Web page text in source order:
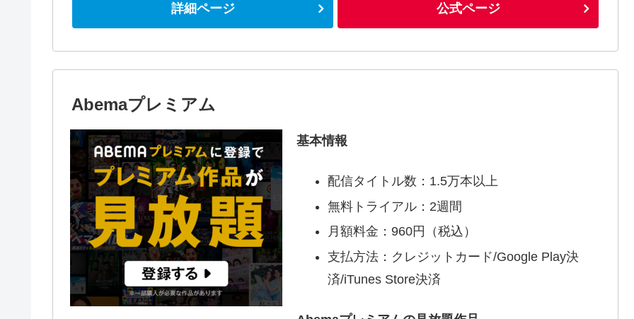
詳細ページ 公式ページ
Abemaプレミアム
基本情報
配信タイトル数：1.5万本以上
無料トライアル：2週間
月額料金：960円（税込）
支払方法：クレジットカード/Google Play決
済/iTunes Store決済